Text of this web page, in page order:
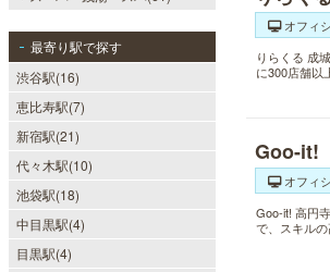
最寄り駅で探す
渋谷駅(16)
恵比寿駅(7)
新宿駅(21)
代々木駅(10)
池袋駅(18)
中目黒駅(4)
目黒駅(4)
オフィ
りらくる 成
に300店舗以
Goo-it!
オフィ
Goo-it! 高円
で、スキルの